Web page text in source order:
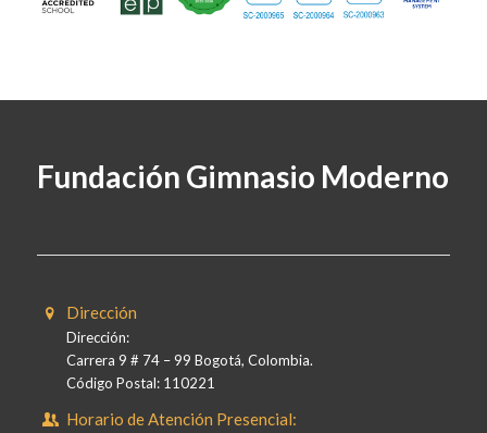
Fundación Gimnasio Moderno
Dirección
Dirección:
Carrera 9 # 74 – 99 Bogotá, Colombia.
Código Postal: 110221
Horario de Atención Presencial: